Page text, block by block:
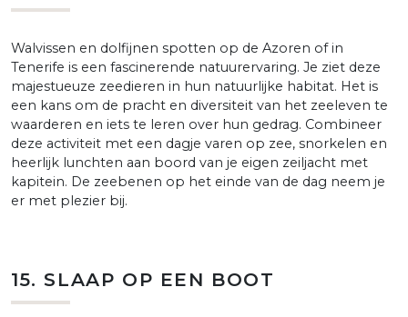
Walvissen en dolfijnen spotten op de Azoren of in
Tenerife is een fascinerende natuurervaring. Je ziet deze
majestueuze zeedieren in hun natuurlijke habitat. Het is
een kans om de pracht en diversiteit van het zeeleven te
waarderen en iets te leren over hun gedrag. Combineer
deze activiteit met een dagje varen op zee, snorkelen en
heerlijk lunchten aan boord van je eigen zeiljacht met
kapitein. De zeebenen op het einde van de dag neem je
er met plezier bij.
15. SLAAP OP EEN BOOT